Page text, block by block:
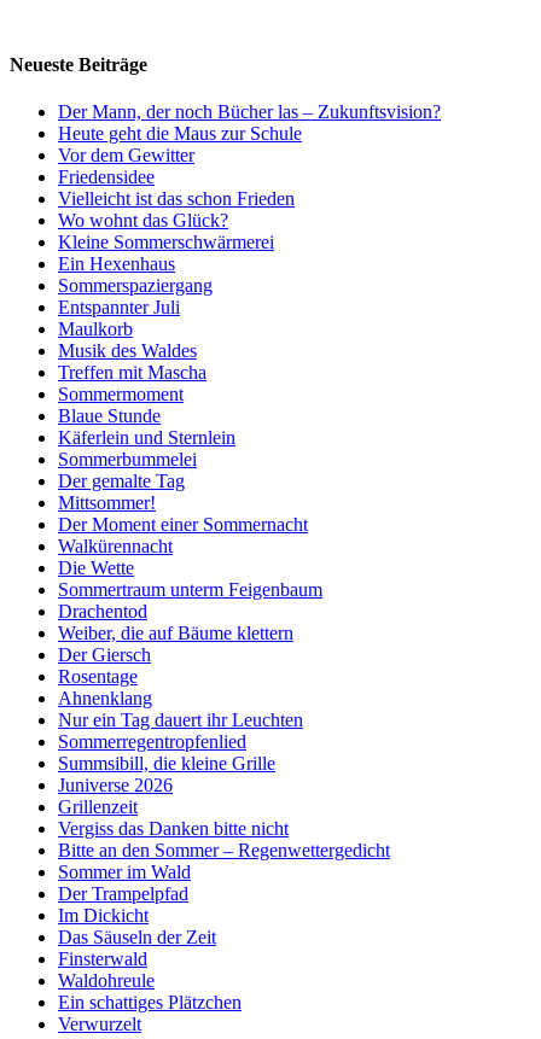
Neueste Beiträge
Der Mann, der noch Bücher las – Zukunftsvision?
Heute geht die Maus zur Schule
Vor dem Gewitter
Friedensidee
Vielleicht ist das schon Frieden
Wo wohnt das Glück?
Kleine Sommerschwärmerei
Ein Hexenhaus
Sommerspaziergang
Entspannter Juli
Maulkorb
Musik des Waldes
Treffen mit Mascha
Sommermoment
Blaue Stunde
Käferlein und Sternlein
Sommerbummelei
Der gemalte Tag
Mittsommer!
Der Moment einer Sommernacht
Walkürennacht
Die Wette
Sommertraum unterm Feigenbaum
Drachentod
Weiber, die auf Bäume klettern
Der Giersch
Rosentage
Ahnenklang
Nur ein Tag dauert ihr Leuchten
Sommerregentropfenlied
Summsibill, die kleine Grille
Juniverse 2026
Grillenzeit
Vergiss das Danken bitte nicht
Bitte an den Sommer – Regenwettergedicht
Sommer im Wald
Der Trampelpfad
Im Dickicht
Das Säuseln der Zeit
Finsterwald
Waldohreule
Ein schattiges Plätzchen
Verwurzelt